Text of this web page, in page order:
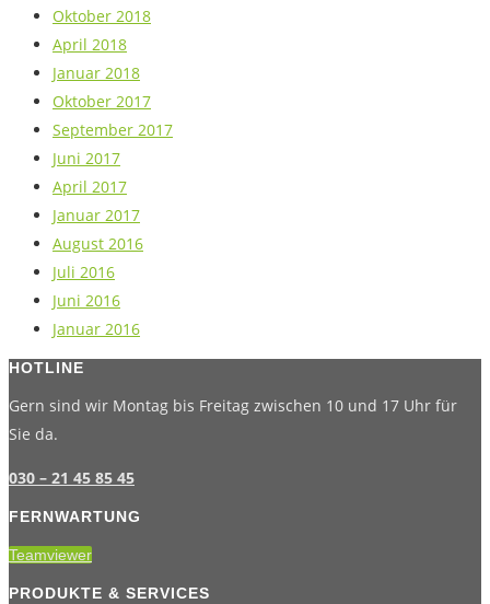
Oktober 2018
April 2018
Januar 2018
Oktober 2017
September 2017
Juni 2017
April 2017
Januar 2017
August 2016
Juli 2016
Juni 2016
Januar 2016
HOTLINE
Gern sind wir Montag bis Freitag zwischen 10 und 17 Uhr für
Sie da.
030 – 21 45 85 45
FERNWARTUNG
Teamviewer
PRODUKTE & SERVICES